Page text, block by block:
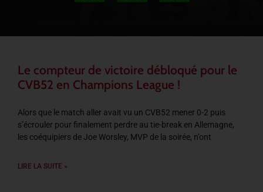
Le compteur de victoire débloqué pour le
CVB52 en Champions League !
Alors que le match aller avait vu un CVB52 mener 0-2 puis
s’écrouler pour finalement perdre au tie-break en Allemagne,
les coéquipiers de Joe Worsley, MVP de la soirée, n’ont
LIRE LA SUITE »